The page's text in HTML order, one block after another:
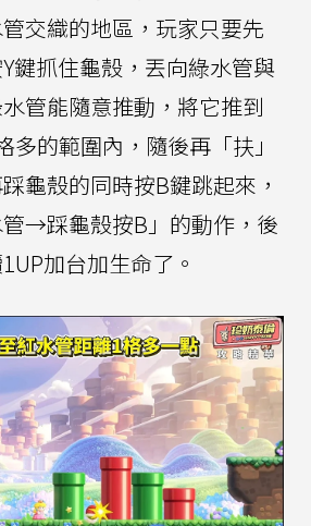
交織的地區，玩家只要先
鍵抓住龜殼，丟向綠水管與
管能隨意推動，將它推到
多的範圍內，隨後再「扶」
龜殼的同時按B鍵跳起來，
→踩龜殼按B」的動作，後
加台加生命了。